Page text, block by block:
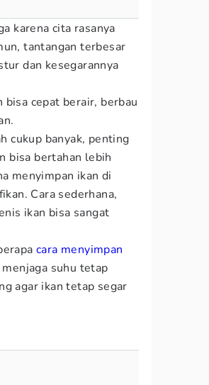
karena cita rasanya
tantangan terbesar
dan kesegarannya
bisa cepat berair, berbau
cukup banyak, penting
bisa bertahan lebih
menyimpan ikan di
Cara sederhana,
ikan bisa sangat
cara menyimpan
suhu tetap
agar ikan tetap segar